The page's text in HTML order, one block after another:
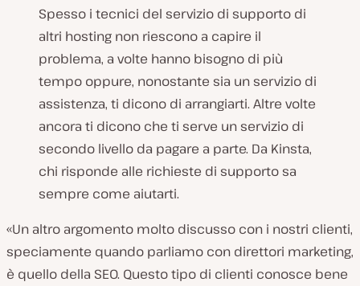
Spesso i tecnici del servizio di supporto di
altri hosting non riescono a capire il
problema, a volte hanno bisogno di più
tempo oppure, nonostante sia un servizio di
assistenza, ti dicono di arrangiarti. Altre volte
ancora ti dicono che ti serve un servizio di
secondo livello da pagare a parte. Da Kinsta,
chi risponde alle richieste di supporto sa
sempre come aiutarti.
«Un altro argomento molto discusso con i nostri clienti,
speciamente quando parliamo con direttori marketing,
è quello della SEO. Questo tipo di clienti conosce bene